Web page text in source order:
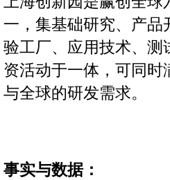
一，集基础研究、产品
验工厂、应用技术、测
资活动于一体，可同时
与全球的研发需求。
事实与数据：